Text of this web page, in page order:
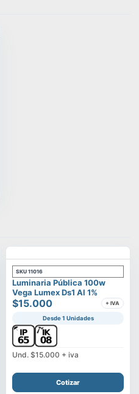
SKU 11016
Luminaria Pública 100w
Vega Lumex Ds1 Al 1%
$15.000 + IVA
Desde 1 Unidades
Und. $15.000 + iva
Cotizar